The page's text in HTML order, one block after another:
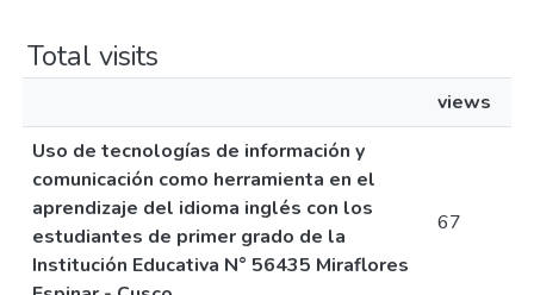
Total visits
views
Uso de tecnologías de información y
comunicación como herramienta en el
aprendizaje del idioma inglés con los
estudiantes de primer grado de la
Institución Educativa N° 56435 Miraflores
67